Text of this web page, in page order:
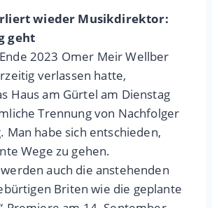
wieder Musikdirektor:
geht
2023 Omer Meir Wellber
verlassen hatte,
Haus am Gürtel am Dienstag
Trennung von Nachfolger
Man habe sich entschieden,
Wege zu gehen.
auch die anstehenden
Briten wie die geplante